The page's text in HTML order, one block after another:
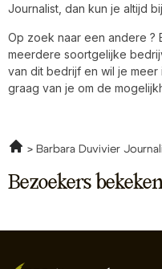
Journalist, dan kun je altijd
Op zoek naar een andere ?
meerdere soortgelijke
van dit bedrijf en wil je
graag van je om de
Barbara Duvivier
Bezoekers